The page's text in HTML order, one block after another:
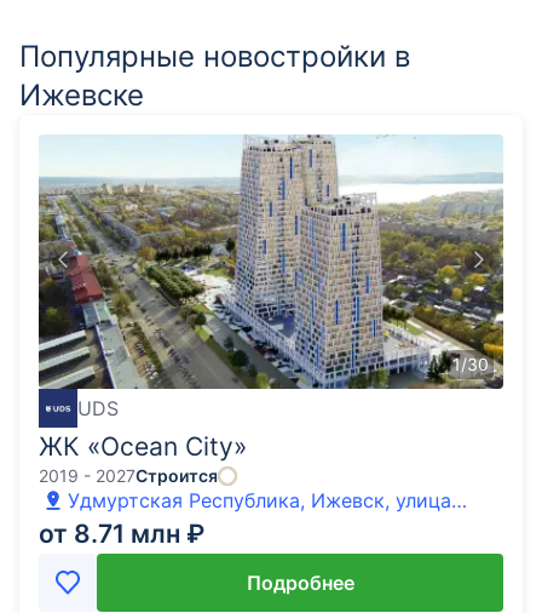
Популярные новостройки в
Ижевске
1/30
UDS
ЖК «Ocean City»
2019 - 2027Строится
Удмуртская Республика, Ижевск, улица
Шумайлова, 58
от 8.71 млн ₽
Подробнее